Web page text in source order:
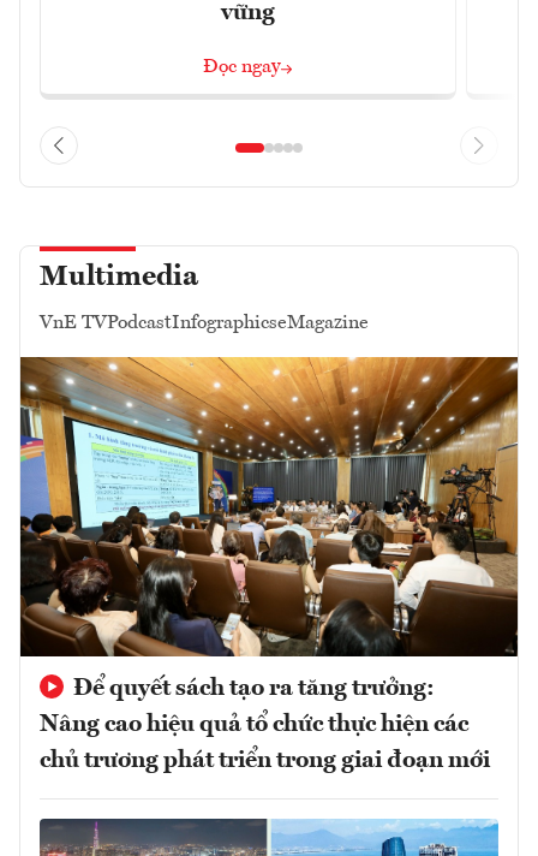
vững
Đọc ngay
Multimedia
VnE TVPodcastInfographicseMagazine
Để quyết sách tạo ra tăng trưởng:
Nâng cao hiệu quả tổ chức thực hiện các
chủ trương phát triển trong giai đoạn mới